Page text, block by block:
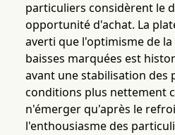
particuliers considèrent le
opportunité d'achat. La
averti que l'optimisme de
baisses marquées est
avant une stabilisation des
conditions plus nettement
n'émerger qu'après le
l'enthousiasme des